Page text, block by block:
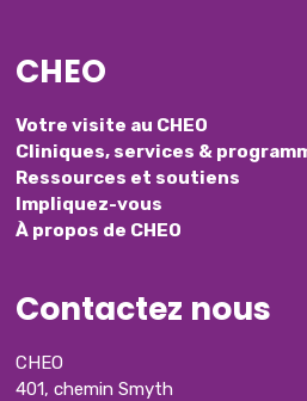
CHEO
Votre visite au CHEO
Cliniques, services &
Ressources et soutiens
Impliquez-vous
À propos de CHEO
Contactez nous
CHEO
401, chemin Smyth